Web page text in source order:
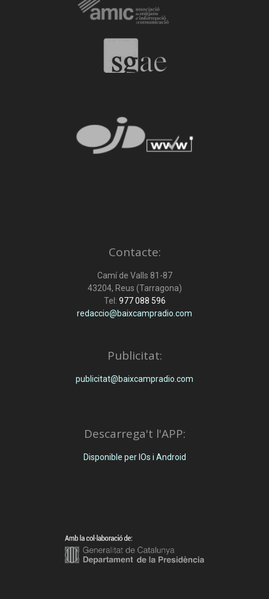
Contacte:
Camí de Valls 81-87
43204, Reus (Tarragona)
Tel: 977 088 596
redaccio@baixcampradio.com
Publicitat:
publicitat@baixcampradio.com
Descarrega't l'APP:
Disponible per IOs i Android